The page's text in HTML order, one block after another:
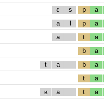
ɛ s p a
a l p a
a t a
b a
t a b a
t a
ʁ a t a